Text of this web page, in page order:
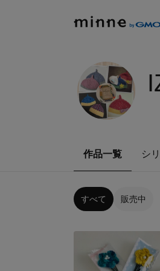
作品一覧 シ
すべて 販売中